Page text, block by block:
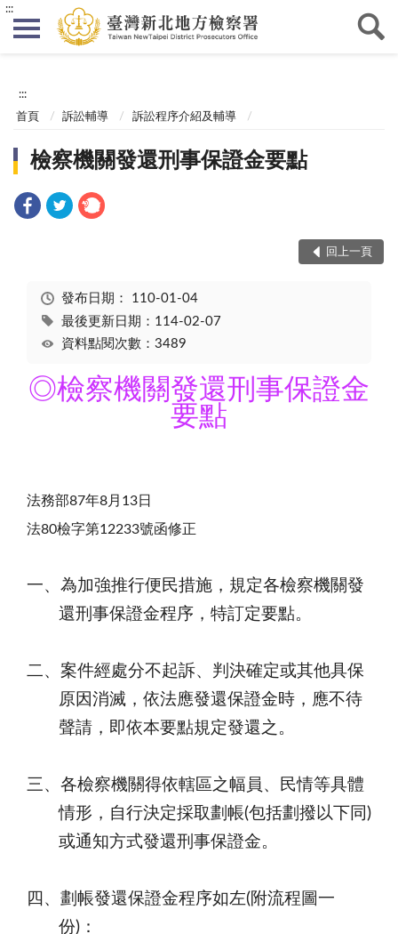
:::
:::
首頁 訴訟輔導 訴訟程序介紹及輔導
檢察機關發還刑事保證金要點
回上一頁
發布日期： 110-01-04
最後更新日期：114-02-07
資料點閱次數：3489
◎檢察機關發還刑事保證金
要點
法務部87年8月13日
法80檢字第12233號函修正
一、為加強推行便民措施，規定各檢察機關發
還刑事保證金程序，特訂定要點。
二、案件經處分不起訴、判決確定或其他具保
原因消滅，依法應發還保證金時，應不待
聲請，即依本要點規定發還之。
三、各檢察機關得依轄區之幅員、民情等具體
情形，自行決定採取劃帳(包括劃撥以下同)
或通知方式發還刑事保證金。
四、劃帳發還保證金程序如左(附流程圖一
份)：